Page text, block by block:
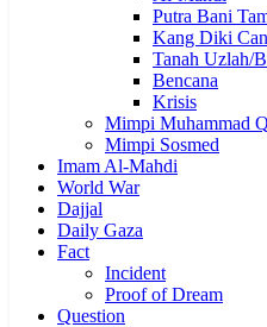
Putra Bani
Kang Diki
Tanah Uzlah/
Bencana
Krisis
Mimpi Muhammad
Mimpi Sosmed
Imam Al-Mahdi
World War
Dajjal
Daily Gaza
Fact
Incident
Proof of Dream
Question